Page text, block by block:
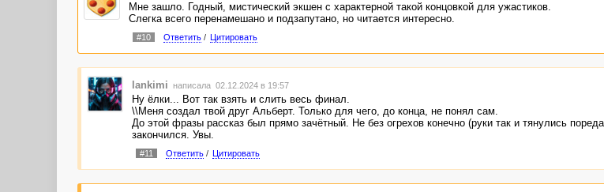
Мне зашло. Годный, мистический экшен с характерной такой концовкой для ужастиков.
Слегка всего перенамешано и подзапутано, но читается интересно.
#10 Ответить/ Цитировать
lankimi написала 02.12.2024 в 19:57
Ну ёлки... Вот так взять и слить весь финал.
\\Меня создал твой друг Альберт. Только для чего, до конца, не понял сам.
До этой фразы рассказ был прямо зачётный. Не без огрехов конечно (руки так и тянулись
закончился. Увы.
#11 Ответить/ Цитировать